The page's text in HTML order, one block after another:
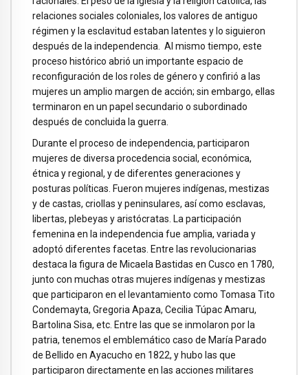
relaciones sociales coloniales, los valores de antiguo
régimen y la esclavitud estaban latentes y lo siguieron
después de la independencia. Al mismo tiempo, este
proceso histórico abrió un importante espacio de
reconfiguración de los roles de género y confirió a las
mujeres un amplio margen de acción; sin embargo, ellas
terminaron en un papel secundario o subordinado
después de concluida la guerra.
Durante el proceso de independencia, participaron
mujeres de diversa procedencia social, económica,
étnica y regional, y de diferentes generaciones y
posturas políticas. Fueron mujeres indígenas, mestizas
y de castas, criollas y peninsulares, así como esclavas,
libertas, plebeyas y aristócratas. La participación
femenina en la independencia fue amplia, variada y
adoptó diferentes facetas. Entre las revolucionarias
destaca la figura de Micaela Bastidas en Cusco en 1780,
junto con muchas otras mujeres indígenas y mestizas
que participaron en el levantamiento como Tomasa Tito
Condemayta, Gregoria Apaza, Cecilia Túpac Amaru,
Bartolina Sisa, etc. Entre las que se inmolaron por la
patria, tenemos el emblemático caso de María Parado
de Bellido en Ayacucho en 1822, y hubo las que
participaron directamente en las acciones militares